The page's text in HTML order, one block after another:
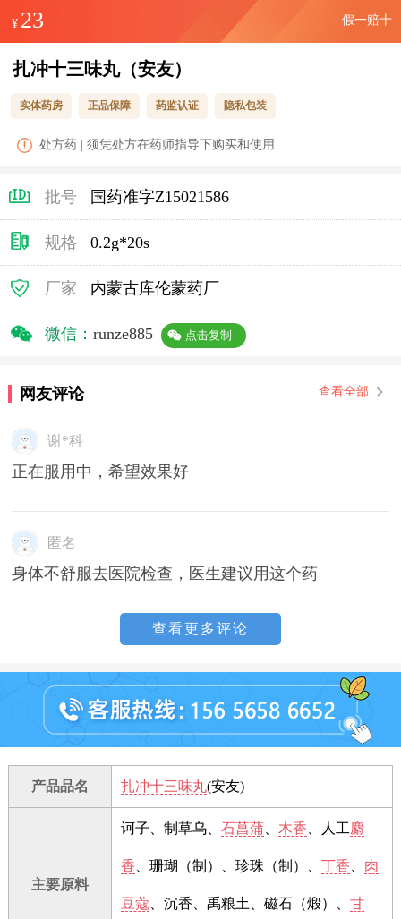
¥ 23 假一赔十
扎冲十三味丸（安友）
实体药房 正品保障 药监认证 隐私包装
处方药 | 须凭处方在药师指导下购买和使用
批号 国药准字Z15021586
规格 0.2g*20s
厂家 内蒙古库伦蒙药厂
微信： runze885 点击复制
网友评论 查看全部
谢*科
正在服用中，希望效果好
匿名
身体不舒服去医院检查，医生建议用这个药
查看更多评论
产品品名 扎冲十三味丸(安友)
主要原料
诃子、制草乌、 石菖蒲、 木香 、人工麝
香 、珊瑚（制）、珍珠（制）、 丁香 肉
豆蔻、沉香、禹粮土、磁石（煅）、 甘